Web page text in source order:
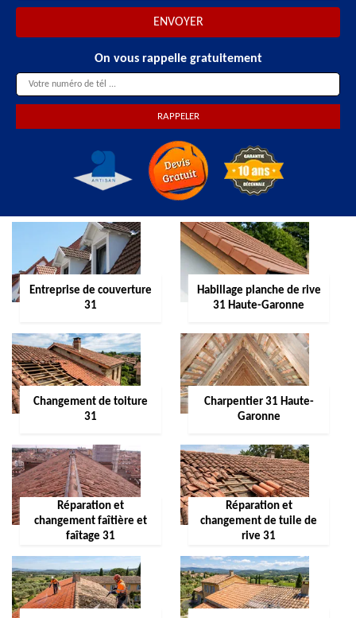
On vous rappelle gratuitement
Entreprise de couverture
31
Habillage planche de rive
31 Haute-Garonne
Changement de toiture
31
Charpentier 31 Haute-
Garonne
Réparation et
changement faîtière et
faîtage 31
Réparation et
changement de tuile de
rive 31